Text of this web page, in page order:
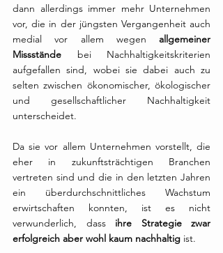
dann allerdings immer mehr Unternehmen
vor, die in der jüngsten Vergangenheit auch
medial vor allem wegen allgemeiner
Missstände bei Nachhaltigkeitskriterien
aufgefallen sind, wobei sie dabei auch zu
selten zwischen ökonomischer, ökologischer
und gesellschaftlicher Nachhaltigkeit
unterscheidet.
Da sie vor allem Unternehmen vorstellt, die
eher in zukunftsträchtigen Branchen
vertreten sind und die in den letzten Jahren
ein überdurchschnittliches Wachstum
erwirtschaften konnten, ist es nicht
verwunderlich, dass ihre Strategie zwar
erfolgreich aber wohl kaum nachhaltig ist.